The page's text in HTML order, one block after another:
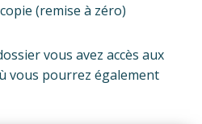
(remise à zéro)
vous avez accès aux
vous pourrez également